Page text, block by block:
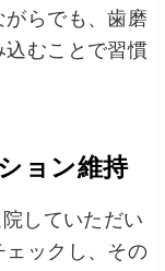
らでも、歯磨
込むことで習慣
ョン維持
していただい
ェックし、その